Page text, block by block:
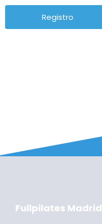
Fullpilates Madrid